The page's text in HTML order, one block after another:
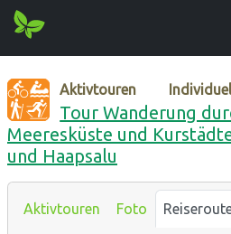
Aktivtouren
Tour Wanderung
Meeresküste und
und Haapsalu
Aktivtouren Foto